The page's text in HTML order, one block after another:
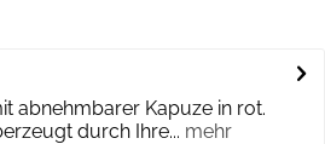
abnehmbarer Kapuze in rot.
durch Ihre... mehr